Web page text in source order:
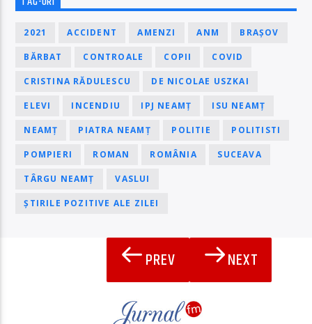
2021 ACCIDENT AMENZI ANM BRAȘOV
BĂRBAT CONTROALE COPII COVID
CRISTINA RĂDULESCU DE NICOLAE USZKAI
ELEVI INCENDIU IPJ NEAMȚ ISU NEAMȚ
NEAMȚ PIATRA NEAMȚ POLITIE POLITISTI
POMPIERI ROMAN ROMÂNIA SUCEAVA
TÂRGU NEAMȚ VASLUI
ȘTIRILE POZITIVE ALE ZILEI
PREV NEXT